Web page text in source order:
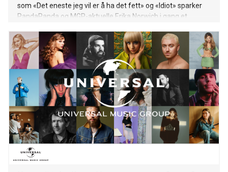
som «Det eneste jeg vil er å ha det fett» og «Idiot» sparker
PandaPanda og MGP-aktuelle Erika Norwich i gang et
er for tiden inspirert av 90s early 2000s sound og følte at
låten Erika var med i MGP med hadde et fett Aqua preg over
seg. Det virket som et godt utgangspunkt for en collab» -
presiserer PandaPanda Et tilfeldig møte på en fest gjorde at
det ene førte til det andre, og før de visste ordet av det satt
de sammen i en session og snakket om slagere de ville løfte
og gi nytt liv. «Fuck deg» var det første som poppet inn i
hodet til alle, og da var det gjort. PandaPanda består av
Erlend Torheim fra Stavanger, som har spilt i band siden
barneskolen og har en ingeniørmaster i baklomma, og
Ferdinann West fra Oslo som er selvlært produsent og
låtskrive